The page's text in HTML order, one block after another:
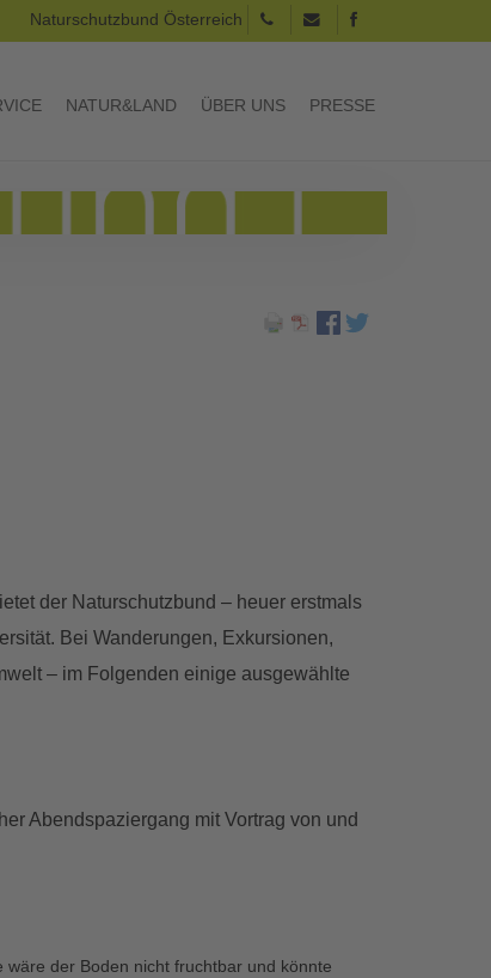
Naturschutzbund Österreich
NATUR&LAND ÜBER UNS PRESSE
der Naturschutzbund – heuer erstmals
Bei Wanderungen, Exkursionen,
– im Folgenden einige ausgewählte
Abendspaziergang mit Vortrag von und
der Boden nicht fruchtbar und könnte